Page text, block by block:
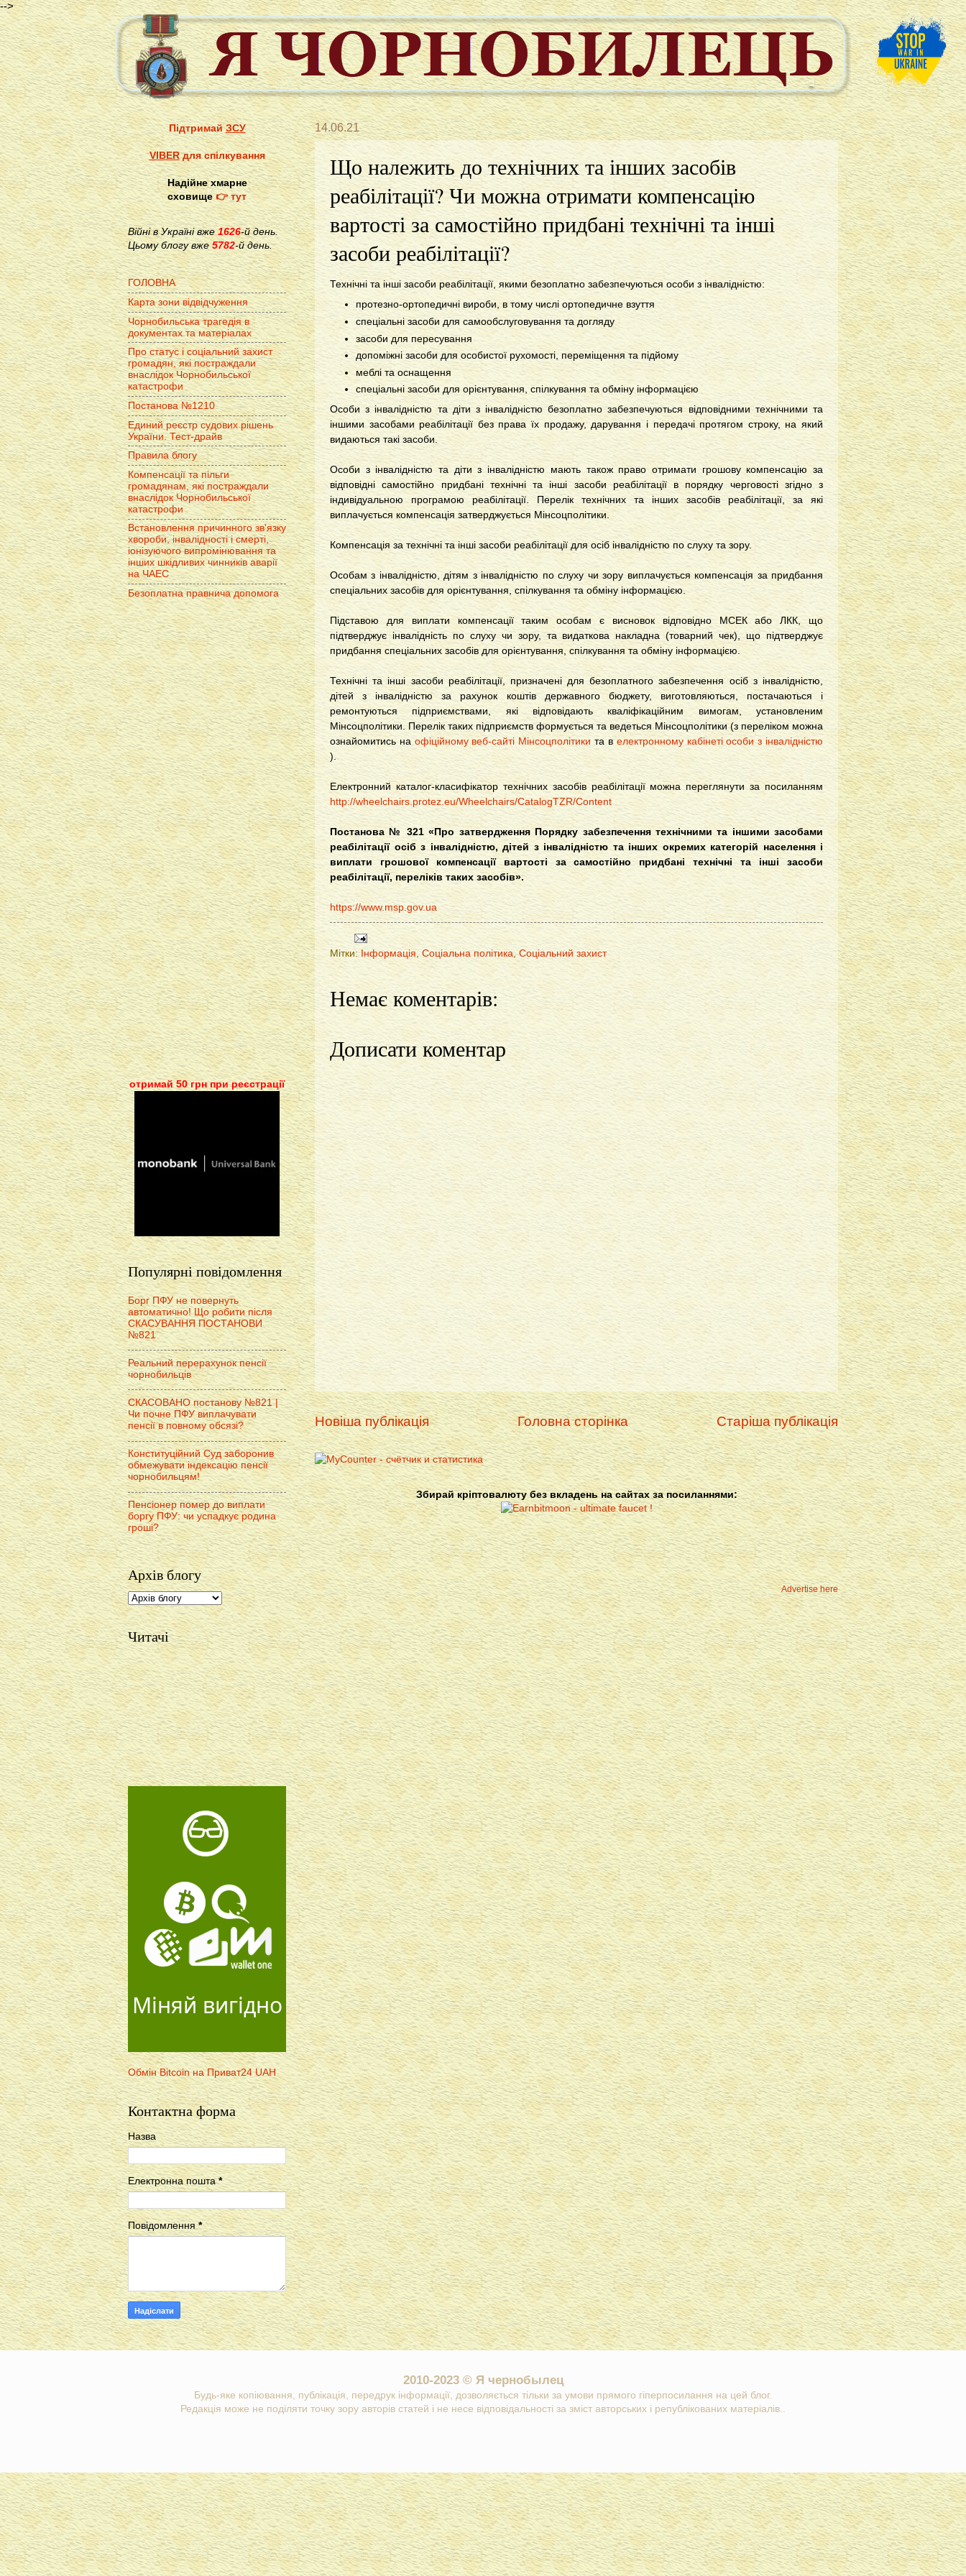
-->
14.06.21
Що належить до технічних та інших засобів
реабілітації? Чи можна отримати компенсацію
вартості за самостійно придбані технічні та інші
засоби реабілітації?
Технічні та інші засоби реабілітації, якими безоплатно забезпечуються особи з інвалідністю:
протезно-ортопедичні вироби, в тому числі ортопедичне взуття
спеціальні засоби для самообслуговування та догляду
засоби для пересування
допоміжні засоби для особистої рухомості, переміщення та підйому
меблі та оснащення
спеціальні засоби для орієнтування, спілкування та обміну інформацією
Особи з інвалідністю та діти з інвалідністю безоплатно забезпечуються відповідними технічними та
іншими засобами реабілітації без права їх продажу, дарування і передачі протягом строку, на який
видаються такі засоби.
Особи з інвалідністю та діти з інвалідністю мають також право отримати грошову компенсацію за
відповідні самостійно придбані технічні та інші засоби реабілітації в порядку черговості згідно з
індивідуальною програмою реабілітації. Перелік технічних та інших засобів реабілітації, за які
виплачується компенсація затверджується Мінсоцполітики.
Компенсація за технічні та інші засоби реабілітації для осіб інвалідністю по слуху та зору.
Особам з інвалідністю, дітям з інвалідністю по слуху чи зору виплачується компенсація за придбання
спеціальних засобів для орієнтування, спілкування та обміну інформацією.
Підставою для виплати компенсації таким особам є висновок відповідно МСЕК або ЛКК, що
підтверджує інвалідність по слуху чи зору, та видаткова накладна (товарний чек), що підтверджує
придбання спеціальних засобів для орієнтування, спілкування та обміну інформацією.
Технічні та інші засоби реабілітації, призначені для безоплатного забезпечення осіб з інвалідністю,
дітей з інвалідністю за рахунок коштів державного бюджету, виготовляються, постачаються і
ремонтуються підприємствами, які відповідають кваліфікаційним вимогам, установленим
Мінсоцполітики. Перелік таких підприємств формується та ведеться Мінсоцполітики (з переліком можна
ознайомитись на офіційному веб-сайті Мінсоцполітикита в електронному кабінеті особи з інвалідністю
).
Електронний каталог-класифікатор технічних засобів реабілітації можна переглянути за посиланням
http://wheelchairs.protez.eu/Wheelchairs/CatalogTZR/Content
Постанова № 321 «Про затвердження Порядку забезпечення технічними та іншими засобами
реабілітації осіб з інвалідністю, дітей з інвалідністю та інших окремих категорій населення і
виплати грошової компенсації вартості за самостійно придбані технічні та інші засоби
реабілітації, переліків таких засобів».
https://www.msp.gov.ua
Мітки: Інформація Соціальна політика Соціальний захист
Немає коментарів:
Дописати коментар
Новіша публікація Старіша публікація
Головна сторінка
Збирай кріптовалюту без вкладень на сайтах за посиланнями:
Advertise here
ПідтримайЗСУ
VIBERдля спілкування
Надійне хмарне
сховище👉 тут
Війні в Україні вже1626-й день.
Цьому блогу вже 5782-й день.
ГОЛОВНА
Карта зони відвідчуження
Чорнобильська трагедія в
документах та матеріалах
Про статус і соціальний захист
громадян, які постраждали
внаслідок Чорнобильської
катастрофи
Постанова №1210
Единий реєстр судових рішень
України. Тест-драйв
Правила блогу
Компенсації та пільги
громадянам, які постраждали
внаслідок Чорнобильської
катастрофи
Встановлення причинного зв'язку
хвороби, інвалідності і смерті,
іонізуючого випромінювання та
інших шкідливих чинників аварії
на ЧАЕС
Безоплатна правнича допомога
отримай 50 грн при реєстрації
Популярні повідомлення
Борг ПФУ не повернуть
автоматично! Що робити після
СКАСУВАННЯ ПОСТАНОВИ
№821
Реальний перерахунок пенсії
чорнобильців
СКАСОВАНО постанову №821 |
Чи почне ПФУ виплачувати
пенсії в повному обсязі?
Конституційний Суд заборонив
обмежувати індексацію пенсії
чорнобильцям!
Пенсіонер помер до виплати
боргу ПФУ: чи успадкує родина
гроші?
Архів блогу
Читачі
Міняй вигідно
Обмін Bitcoin на Приват24 UAH
Контактна форма
Назва
Електронна пошта*
Повідомлення*
2010-2023 © Я чернобылец
Будь-яке копіювання, публікація, передрук інформації, дозволяється тільки за умови прямого гіперпосилання на цей блог.
Редакція може не поділяти точку зору авторів статей і не несе відповідальності за зміст авторських і републікованих матеріалів..